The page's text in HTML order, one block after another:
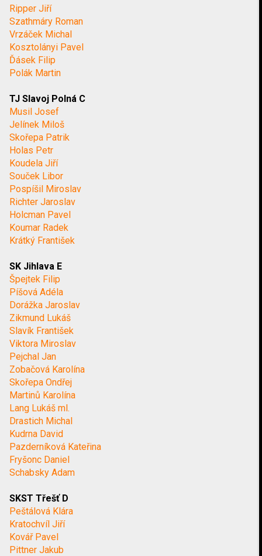
Ripper Jiří
Szathmáry Roman
Vrzáček Michal
Kosztolányi Pavel
Ďásek Filip
Polák Martin
TJ Slavoj Polná C
Musil Josef
Jelínek Miloš
Skořepa Patrik
Holas Petr
Koudela Jiří
Souček Libor
Pospíšil Miroslav
Richter Jaroslav
Holcman Pavel
Koumar Radek
Krátký František
SK Jihlava E
Špejtek Filip
Píšová Adéla
Dorážka Jaroslav
Zikmund Lukáš
Slavík František
Viktora Miroslav
Pejchal Jan
Zobačová Karolína
Skořepa Ondřej
Martinů Karolína
Lang Lukáš ml.
Drastich Michal
Kudrna David
Pazderníková Kateřina
Fryšonc Daniel
Schabsky Adam
SKST Třešť D
Peštálová Klára
Kratochvíl Jiří
Kovář Pavel
Pittner Jakub